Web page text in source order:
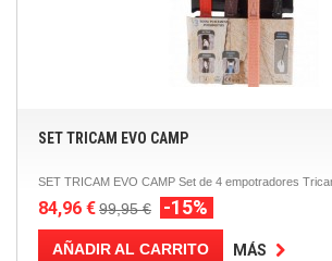
SET TRICAM EVO CAMP
SET TRICAM EVO CAMP Set de 4 empotradores
84,96 €99,95 € -15%
AÑADIR AL CARRITO MÁS